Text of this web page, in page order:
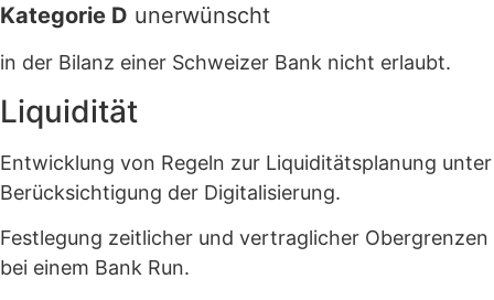
Kategorie D unerwünscht
in der Bilanz einer Schweizer Bank nicht erlaubt.
Liquidität
Entwicklung von Regeln zur Liquiditätsplanung unter
Berücksichtigung der Digitalisierung.
Festlegung zeitlicher und vertraglicher Obergrenzen
bei einem Bank Run.